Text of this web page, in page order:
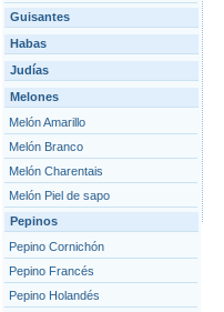
Guisantes
Habas
Judías
Melones
Melón Amarillo
Melón Branco
Melón Charentais
Melón Piel de sapo
Pepinos
Pepino Cornichón
Pepino Francés
Pepino Holandés